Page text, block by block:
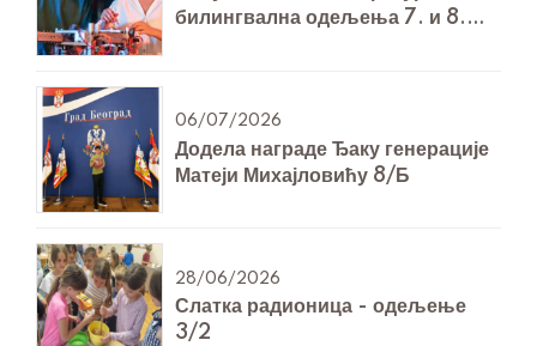
билингвална одељења 7. и 8.
06/07/2026
Додела награде Ђаку генерације
Матеји Михајловићу 8/Б
28/06/2026
Слатка радионица - одељење
3/2